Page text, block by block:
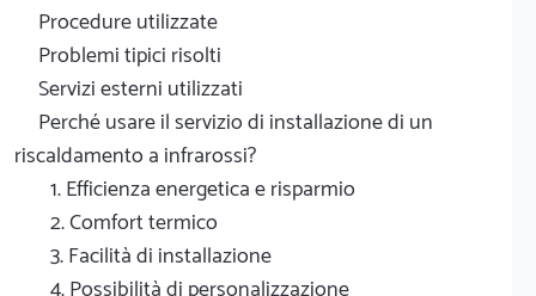
Procedure utilizzate
Problemi tipici risolti
Servizi esterni utilizzati
Perché usare il servizio di installazione di un
riscaldamento a infrarossi?
1. Efficienza energetica e risparmio
2. Comfort termico
3. Facilità di installazione